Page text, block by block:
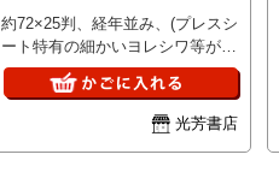
約72×25判、経年並み、(プレスシ
ート特有の細かいヨレシワ等があ
る場合有)、、ご注文後、ピン止
め折れ染み等目立つ難がある場合
はご連絡いたします。
光芳書店